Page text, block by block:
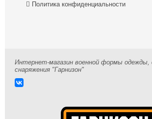
 Политика конфиденциальности
Интернет-магазин военной формы одежды,
снаряжения "Гарнизон"